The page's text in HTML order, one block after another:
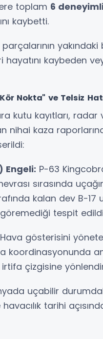
toplam 6
kaybetti.
kaybeden
Nokta" ve Telsiz
kutu kayıtları,
nihai kaza
Engeli: P-63
sırasında
kalan dev B-17
göremediği tespit
Hava gösterisini
koordinasyonunda
irtifa çizgisine
uçabilir
tarihi